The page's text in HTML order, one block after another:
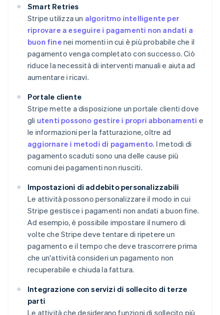
Smart Retries
Stripe utilizza un algoritmo intelligente per
riprovare a eseguire i pagamenti non andati a
buon fine nei momenti in cui è più probabile che il
pagamento venga completato con successo. Ciò
riduce la necessità di interventi manuali e aiuta ad
aumentare i ricavi.
Portale cliente
Stripe mette a disposizione un portale clienti dove
gli utenti possono gestire i propri abbonamenti e
le informazioni per la fatturazione, oltre ad
aggiornare i metodi di pagamento. I metodi di
pagamento scaduti sono una delle cause più
comuni dei pagamenti non riusciti.
Impostazioni di addebito personalizzabili
Le attività possono personalizzare il modo in cui
Stripe gestisce i pagamenti non andati a buon fine.
Ad esempio, è possibile impostare il numero di
volte che Stripe deve tentare di ripetere un
pagamento e il tempo che deve trascorrere prima
che un'attività consideri un pagamento non
recuperabile e chiuda la fattura.
Integrazione con servizi di sollecito di terze
parti
Le attività che desiderano funzioni di sollecito più